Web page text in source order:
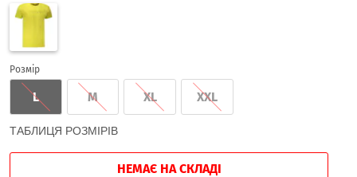
Розмір
L M XL XXL
ТАБЛИЦЯ РОЗМІРІВ
НЕМАЄ НА СКЛАДІ